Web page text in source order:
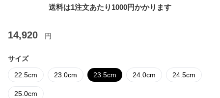
送料は1注文あたり 1000円かかります
14,920 円
サイズ
22.5cm 23.0cm 23.5cm 24.0cm 24.5cm
25.0cm